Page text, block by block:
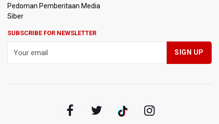
Sri Mulyani Indrawati Kembali ke Bank Dunia
Dari Literasi Teks ke Literasi Multimodal
KKI Sebut Ada 10 Nakes Diduga Beri Komentar Nirempati
pada Unggahan Pasien BPJS Kesehatan
Pedoman Pemberitaan Media
Siber
SUBSCRIBE FOR NEWSLETTER